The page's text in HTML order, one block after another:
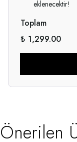
eklenecektir!
Toplam
₺ 1,299.00
Önerilen